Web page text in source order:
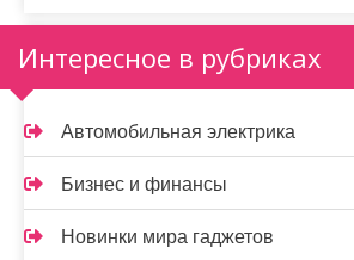
Интересное в рубриках
Автомобильная электрика
Бизнес и финансы
Новинки мира гаджетов